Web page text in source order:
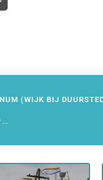
(WIJK BIJ
...